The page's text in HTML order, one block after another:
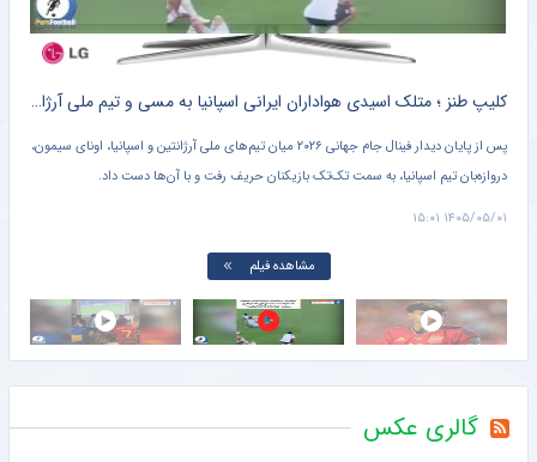
کلیپ طنز ؛ متلک اسیدی هواداران ایرانی اسپانیا به مسی و تیم ملی آرژانتین + سند
پس از پایان دیدار فینال جام جهانی ۲۰۲۶ میان تیم‌های ملی آرژانتین و اسپانیا، اونای سیمون،
دروازه‌بان تیم اسپانیا، به سمت تک‌تک بازیکنان حریف رفت و با آن‌ها دست داد.
۱۴۰۵/۰۵/۰۱ ۱۵:۰۱
مشاهده فیلم
گالری عکس